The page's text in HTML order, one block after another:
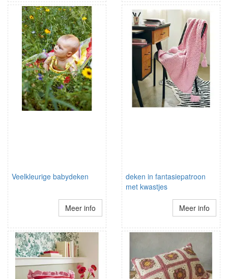
Veelkleurige babydeken
Meer info
deken in fantasiepatroon
met kwastjes
Meer info